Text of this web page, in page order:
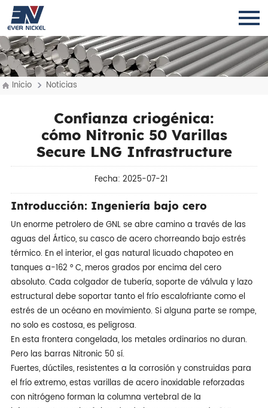
Inicio Noticias
Confianza criogénica:
cómo Nitronic 50 Varillas
Secure LNG Infrastructure
Fecha: 2025-07-21
Introducción: Ingeniería bajo cero
Un enorme petrolero de GNL se abre camino a través de las
aguas del Ártico, su casco de acero chorreando bajo estrés
térmico. En el interior, el gas natural licuado chapoteo en
tanques a-162 ° C, meros grados por encima del cero
absoluto. Cada colgador de tubería, soporte de válvula y lazo
estructural debe soportar tanto el frío escalofriante como el
estrés de un océano en movimiento. Si alguna parte se rompe,
no solo es costosa, es peligrosa.
En esta frontera congelada, los metales ordinarios no duran.
Pero las barras Nitronic 50 sí.
Fuertes, dúctiles, resistentes a la corrosión y construidas para
el frío extremo, estas varillas de acero inoxidable reforzadas
con nitrógeno forman la columna vertebral de la